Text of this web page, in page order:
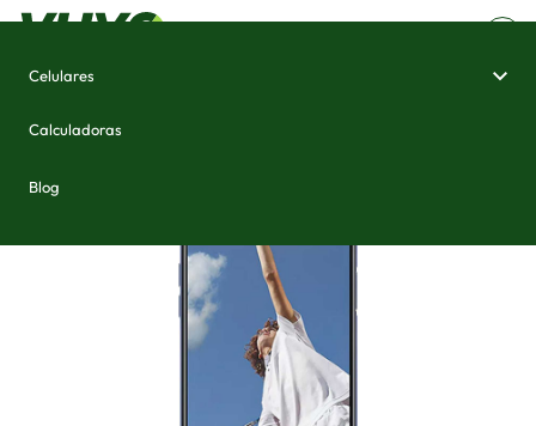
Celulares
Calculadoras
Blog